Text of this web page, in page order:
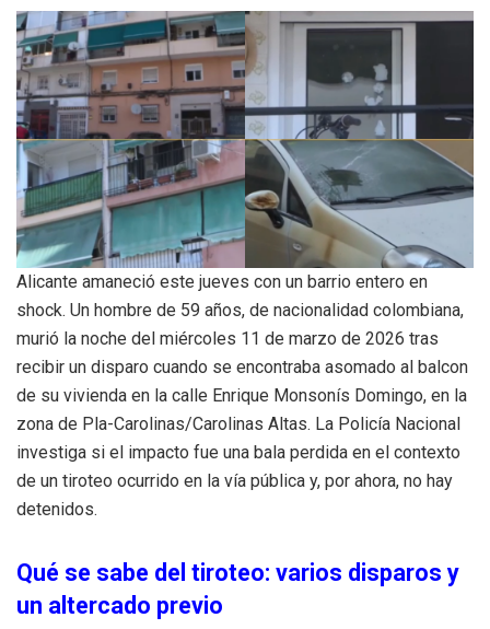
Alicante amaneció este jueves con un barrio entero en
shock. Un hombre de 59 años, de nacionalidad colombiana,
murió la noche del miércoles 11 de marzo de 2026 tras
recibir un disparo cuando se encontraba asomado al balcon
de su vivienda en la calle Enrique Monsonís Domingo, en la
zona de Pla-Carolinas/Carolinas Altas. La Policía Nacional
investiga si el impacto fue una bala perdida en el contexto
de un tiroteo ocurrido en la vía pública y, por ahora, no hay
detenidos.
Qué se sabe del tiroteo: varios disparos y
un altercado previo